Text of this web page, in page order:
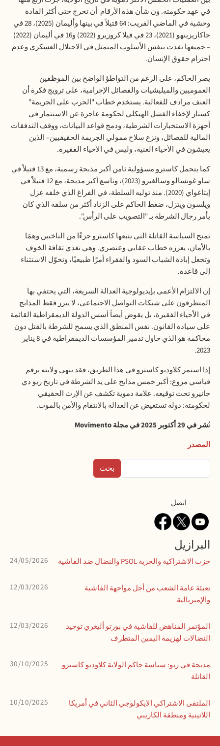
في عهد حكومته. ون شأن هذه الأرقام أن تحرج حتى أكثر القادة
وحشية في الماضي القريب: 64 قتيلاً في بينها وأليمان (2025)، 28 في
جاكاريزينهو (2021)، 23 في فيلا كروزيرو (2022) و16 في أليمان (2022)
– جميعها نفذت بنفس الأسلوب المتمثل في الاحتلال العسكري وعدم
احترام حقوق الإنسان.
يصر الحاكم، على الرغم من التواطؤ الواضح بين الموظفين
العموميين والميليشيات والفصائل الإجرامية، على ترويج فكرة أن
العنف مرادف للفعالية. يستخدم خطاب "الحرب على الجريمة"
كستار لإخفاء الفشل الهيكلي لحكومة عاجزة عن الاستثمار في
أجهزة الاستخبارات الشرطية، ودمج قواعد البيانات، ووقف التدفقات
المالية للفصائل، ونزع سلاح ممولي الجريمة الحقيقيين– الذين
يعيشون في الأحياء الغنية، وليس في الأحياء الفقيرة.
كما يتحمل كاسترو مسؤولية ثامن أكبر مذبحة رسمية، مع 13 قتيلاً في
ساو غونسالو وسالغيرو (2023)، وتاسع أكبر مذبحة، مع 12 قتيلاً في
إيتاغواي (2020). منذ توليه السلطة، في الفراغ الذي خلفه عزل
ويلسون ويتزل، ضغط الحاكم على الزناد أكثر من سلفه الذي كان
يأمر رجال الشرطة بـ "التصويب على الرأس".
تمنح السياسة القاتلة التي يتبعها كاسترو جزءًا من الناخبين وهمًا
بالأمان، يعززه خطاب عقابي وعنصري. وهي تغذي ثقافة الخوف
وتجعل إبادة الشباب السود والفقراء أمرًا طبيعيًا، وتحوّل الاستثناء
إلى قاعدة.
إن الالتزام الأعمى بإيديولوجية العدالة السريعة، التي يحتفي بها
المتطرفون على شبكات التواصل الاجتماعي، لا يبرر فقط المذابح
في الأحياء الفقيرة، بل يقوض أيضاً أسس الدولة الديمقراطية القائمة
على سيادة القانون. نفس المنطق الذي يسمح للشرطة بالقتل دون
محاكمة هو الذي حاول تدمير المؤسسات الديمقراطية في 8 يناير
2023
.
إذا استمر كلاوديو كاسترو في هذا الطريق، فقد ينهي ولايته برقم
قياسي مروع: أكبر خمس مذابح على يد الشرطة في تاريخ ريو دي
جانيرو تحت توقيعه. علامة دموية تكشف عن الإرث الحقيقي
لحكومته: دولة تستعيض عن العدالة بالانتقام والأمن بالموت.
نُشر في 29 أكتوبر 2025 في مجلة
المصدر
بحث
Contactاتصل
البرازيل
24/05/2026 حزب الاشتراكية والحرية PSOL والنضال ضد الفاشية
12/03/2026
تعبئة عامة الشعب من أجل مواجهة الفاشية
والإمبريالية
12/03/2026
المؤتمر المناهض للفاشية في بورتو أليغري توحيد
النضالات لهزيمة اليمين المتطرف
30/10/2025
مذبحة في ريو: سياسة حاكم الولاية كلاوديو كاسترو
القاتلة
10/10/2025
الملتقى الاشتراكي الايكولوجي الثاني في أمريكا
اللاتينية ومنطقة الكاريبي